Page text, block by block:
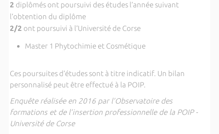
2 diplômés ont poursuivi des études l’année suivant
l’obtention du diplôme
2/2 ont poursuivi à l’Université de Corse
Master 1 Phytochimie et Cosmétique
Ces poursuites d’études sont à titre indicatif. Un bilan
personnalisé peut être effectué à la POIP.
Enquête réalisée en 2016 par l’Observatoire des
formations et de l’insertion professionnelle de la POIP -
Université de Corse